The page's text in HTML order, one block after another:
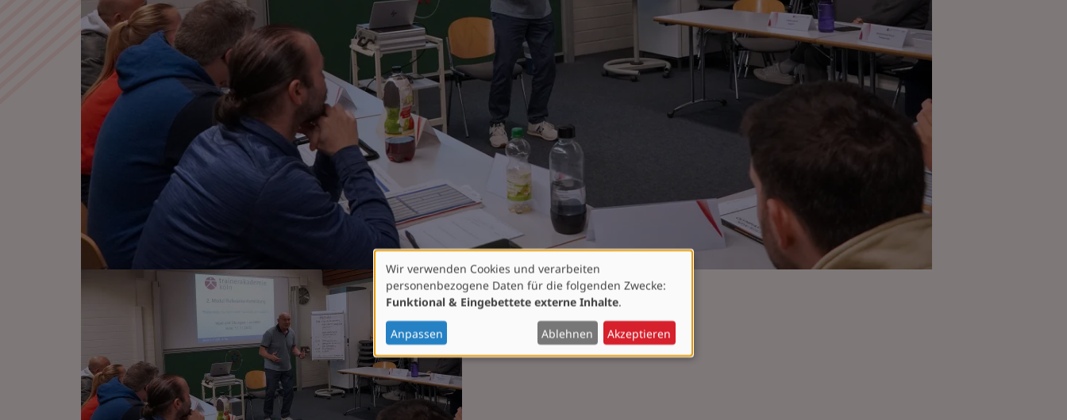
Verwendung
von
personenbezogenen
Daten
und
Cookies
Wir verwenden Cookies und verarbeiten
personenbezogene Daten für die folgenden Zwecke:
Funktional & Eingebettete externe Inhalte.
Anpassen Ablehnen Akzeptieren